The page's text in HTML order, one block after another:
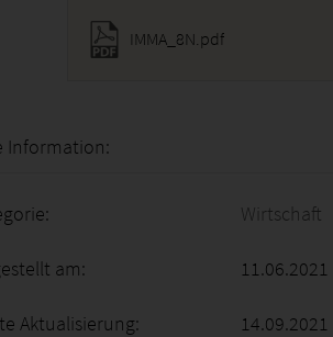
IMMA_8N.pdf
Information:
Wirtschaft
am:
Aktualisierung: 14.09.2021